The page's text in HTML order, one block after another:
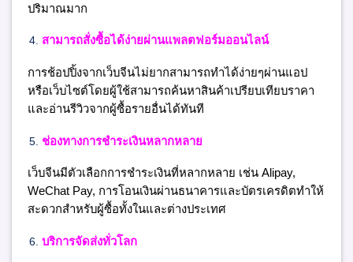
ปริมาณมาก
สามารถสั่งซื้อได้ง่ายผ่านแพลตฟอร์มออนไลน์
การช้อปปิ้งจากเว็บจีนไม่ยากสามารถทำได้ง่ายๆผ่านแอป
หรือเว็บไซต์โดยผู้ใช้สามารถค้นหาสินค้าเปรียบเทียบราคา
และอ่านรีวิวจากผู้ซื้อรายอื่นได้ทันที
ช่องทางการชำระเงินหลากหลาย
เว็บจีนมีตัวเลือกการชำระเงินที่หลากหลาย เช่น Alipay,
WeChat Pay, การโอนเงินผ่านธนาคารและบัตรเครดิตทำให้
สะดวกสำหรับผู้ซื้อทั้งในและต่างประเทศ
บริการจัดส่งทั่วโลก